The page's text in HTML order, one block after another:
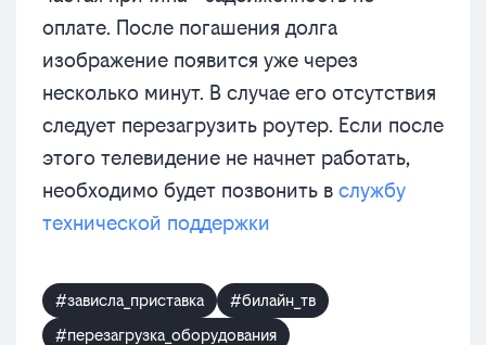
оплате. После погашения долга
изображение появится уже через
несколько минут. В случае его отсутствия
следует перезагрузить роутер. Если после
этого телевидение не начнет работать,
необходимо будет позвонить в службу
технической поддержки
#зависла_приставка
#билайн_тв
#перезагрузка_оборудования